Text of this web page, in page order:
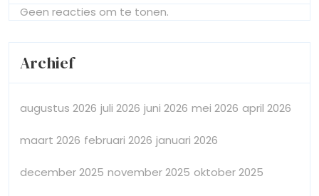
Geen reacties om te tonen.
Archief
augustus 2026 juli 2026 juni 2026 mei 2026 april 2026
maart 2026 februari 2026 januari 2026
december 2025 november 2025 oktober 2025